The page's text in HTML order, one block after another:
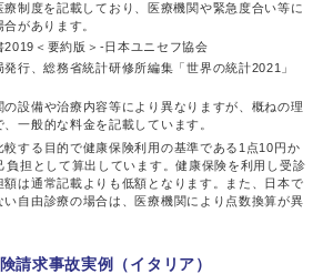
療制度を記載しており、医療機関や緊急度合い等に
があります。
2019＜要約版＞-日本ユニセフ協会
行、総務省統計研修所編集「世界の統計2021」
の設備や治療内容等により異なりますが、概ねの理
一般的な料金を記載しています。
較する目的で健康保険利用の基準である1点10円か
負担として算出しています。健康保険を利用し受診
額は通常記載よりも低額となります。また、日本で
い自由診療の場合は、医療機関により点数換算が異
請求事故実例（イタリア）